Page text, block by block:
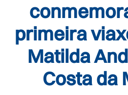
primeira
Matilda
Costa da